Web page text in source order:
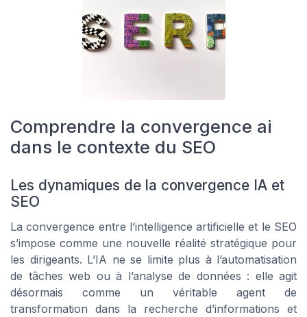
Comprendre la convergence ai
dans le contexte du SEO
Les dynamiques de la convergence IA et
SEO
La convergence entre l’intelligence artificielle et le SEO
s’impose comme une nouvelle réalité stratégique pour
les dirigeants. L’IA ne se limite plus à l’automatisation
de tâches web ou à l’analyse de données : elle agit
désormais comme un véritable agent de
transformation dans la recherche d’informations et